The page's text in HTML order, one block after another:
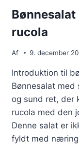
Bønnesalat
rucola
Af 9. december
Introduktion til
Bønnesalat
og sund ret, der
rucola med den
Denne salat er
fyldt med